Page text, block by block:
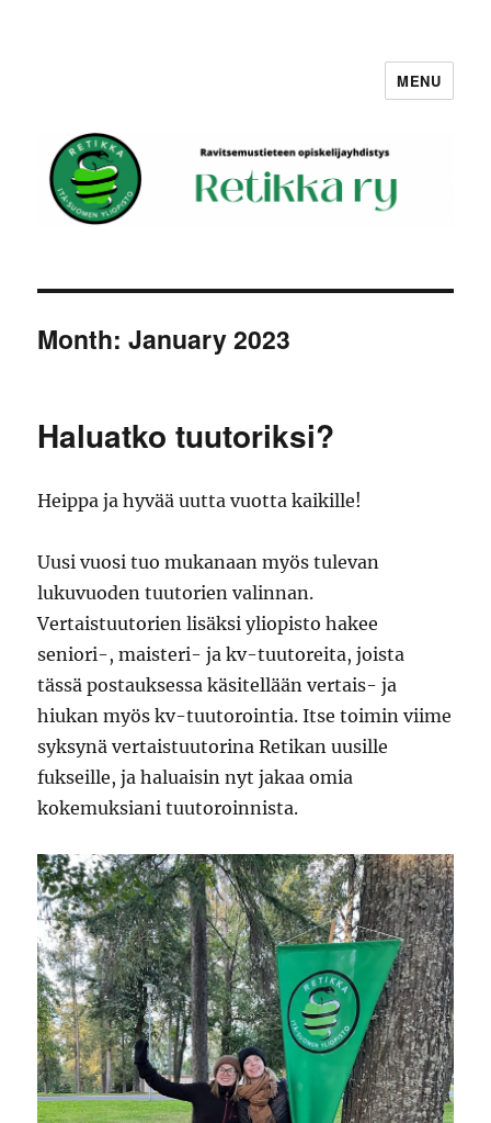
MENU
Month:January 2023
Haluatko tuutoriksi?
Heippa ja hyvää uutta vuotta kaikille!
Uusi vuosi tuo mukanaan myös tulevan
lukuvuoden tuutorien valinnan.
Vertaistuutorien lisäksi yliopisto hakee
seniori-, maisteri- ja kv-tuutoreita, joista
tässä postauksessa käsitellään vertais- ja
hiukan myös kv-tuutorointia. Itse toimin viime
syksynä vertaistuutorina Retikan uusille
fukseille, ja haluaisin nyt jakaa omia
kokemuksiani tuutoroinnista.